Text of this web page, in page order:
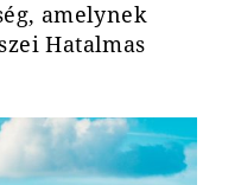
amelynek
Hatalmas